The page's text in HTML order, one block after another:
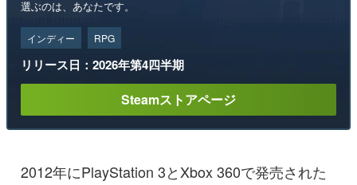
選ぶのは、あなたです。
インディー RPG
リリース日：2026年第4四半期
Steamストアページ
2012年にPlayStation 3とXbox 360で発売された